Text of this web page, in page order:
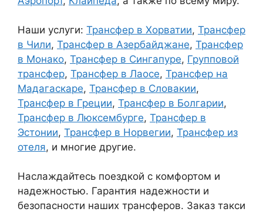
Наши услуги: Трансфер в Хорватии, Трансфер
в Чили, Трансфер в Азербайджане, Трансфер
в Монако, Трансфер в Сингапуре, Групповой
трансфер, Трансфер в Лаосе, Трансфер на
Мадагаскаре, Трансфер в Словакии,
Трансфер в Греции, Трансфер в Болгарии,
Трансфер в Люксембурге, Трансфер в
Эстонии, Трансфер в Норвегии, Трансфер из
отеля, и многие другие.
Наслаждайтесь поездкой с комфортом и
надежностью. Гарантия надежности и
безопасности наших трансферов. Заказ такси